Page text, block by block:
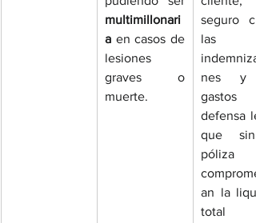
multimillonari
a en casos de
lesiones
graves o
muerte.
seguro
las
nes y
gastos
defensa
que
póliza
an la
total